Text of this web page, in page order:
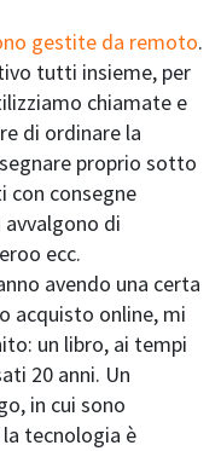
gestite da remoto.
tutti insieme, per
chiamate e
di ordinare la
proprio sotto
con consegne
di
ecc.
avendo una certa
acquisto online, mi
un libro, ai tempi
20 anni. Un
in cui sono
tecnologia è